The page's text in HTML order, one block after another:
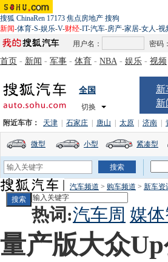
搜狐 ChinaRen 17173 焦点房地产 搜狗
新闻-体育-S-娱乐-V-财经-IT-汽车-房产-家居-女人-视
用户名：
密码：
首页 - 新闻 - 军事 - 体育 - NBA - 娱乐 - 视频
全国
切换
新
新
附近车市： 天津 石家庄 唐山 太原 济南
微型 小型 紧凑型
汽车频道 > 购车频道 > 新车资
热词:汽车周 媒
量产版大众